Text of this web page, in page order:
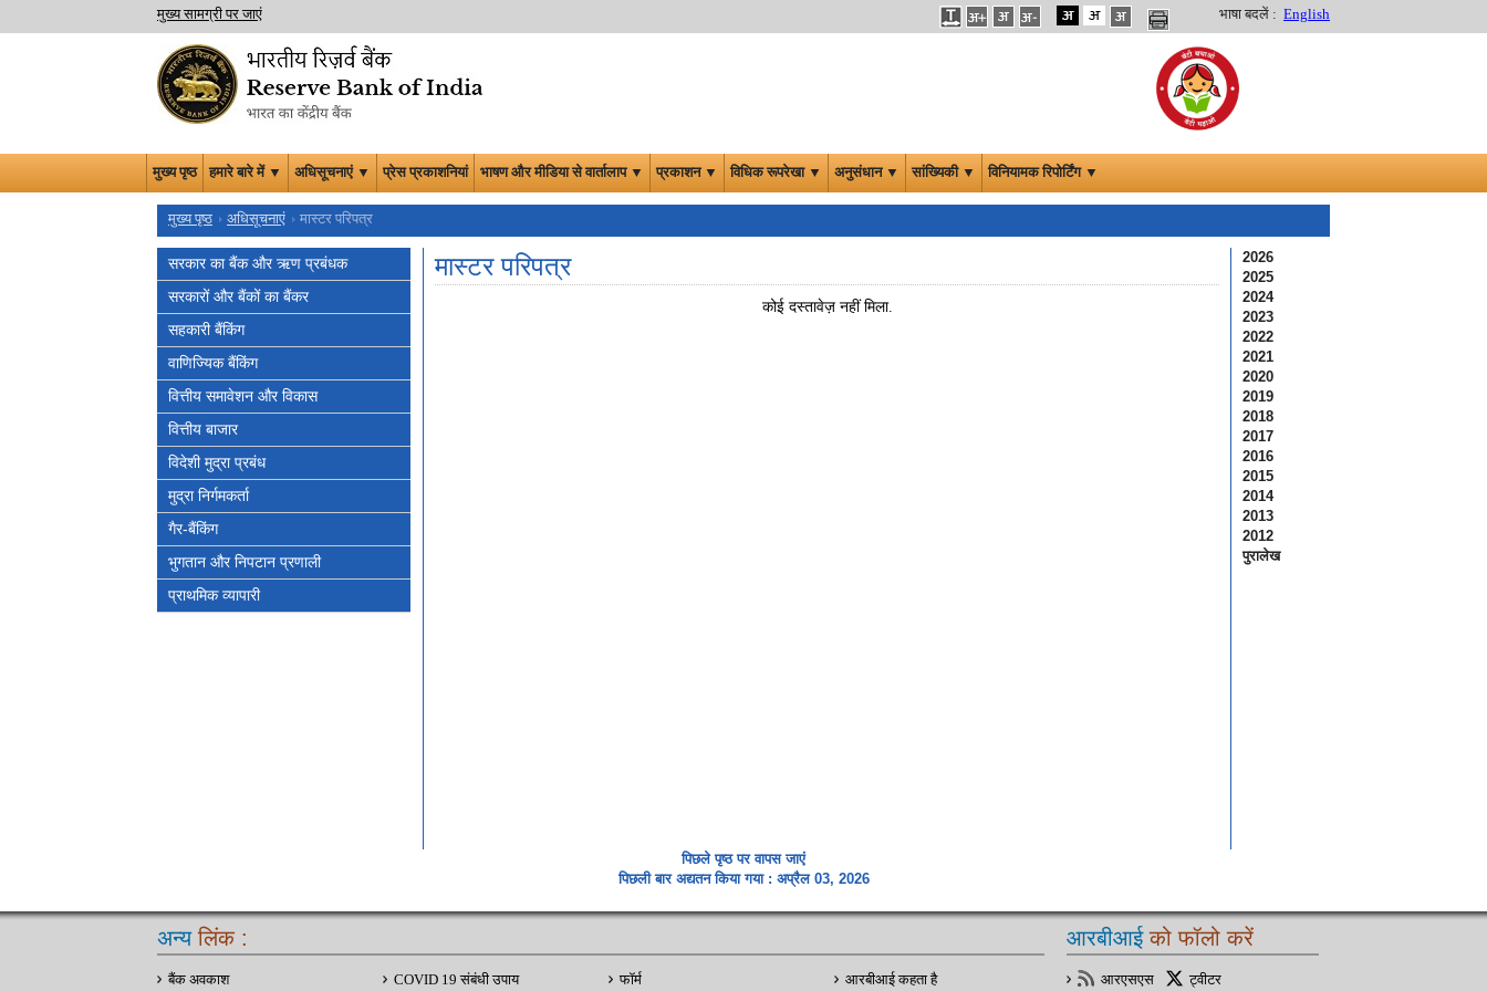
मुख्य सामग्री पर जाएं भाषा बदलें : English
मुख्य पृष्ठ हमारे बारे में ▼ अधिसूचनाएं ▼ प्रेस प्रकाशनियां भाषण और मीडिया से वार्तालाप ▼ प्रकाशन ▼ विधिक रूपरेखा ▼ अनुसंधान ▼ सांख्यिकी ▼ विनियामक रिपोर्टिंग ▼
मुख्य पृष्ठ अधिसूचनाएं मास्टर परिपत्र
सरकार का बैंक और ऋण प्रबंधक
सरकारों और बैंकों का बैंकर
सहकारी बैंकिंग
वाणिज्यिक बैंकिंग
वित्तीय समावेशन और विकास
वित्तीय बाजार
विदेशी मुद्रा प्रबंध
मुद्रा निर्गमकर्ता
गैर-बैंकिंग
भुगतान और निपटान प्रणाली
प्राथमिक व्यापारी
मास्टर परिपत्र
कोई दस्‍तावेज़ नहीं मिला.
2026
2025
2024
2023
2022
2021
2020
2019
2018
2017
2016
2015
2014
2013
2012
पुरालेख
पिछले पृष्ठ पर वापस जाएं
पिछली बार अद्यतन किया गया : अप्रैल 03, 2026
अन्यलिंक :
बैंक अवकाश COVID 19 संबंधी उपाय फॉर्म आरबीआई कहता है
आरबीआईको फॉलो करें
आरएसएस ट्वीटर